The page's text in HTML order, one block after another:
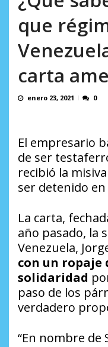
que
carta
enero 23, 2021 0
El empresario
de ser
recibió la
ser detenido en
La carta,
año pasado, la
Venezuela,
con un ropaje
solidaridad
paso de los
verdadero
“En nombre de